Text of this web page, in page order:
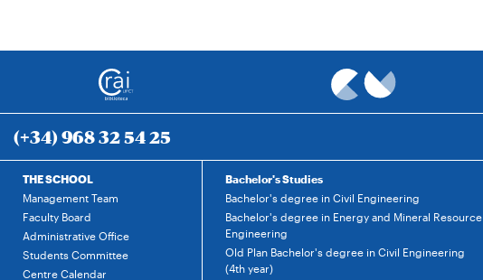
(+34) 968 32 54 25
THE SCHOOL
Management Team
Faculty Board
Administrative Office
Students Committee
Centre Calendar
Bachelor's Studies
Bachelor's degree in Civil Engineering
Bachelor's degree in Energy and Mineral Resource
Engineering
Old Plan Bachelor's degree in Civil Engineering
(4th year)